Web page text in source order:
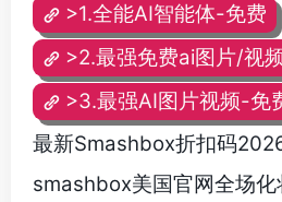
>1.全能AI智能体-免费
>2.最强免费ai图片/视
>3.最强AI图片视频-免
最新Smashbox折扣码
smashbox美国官网全场化